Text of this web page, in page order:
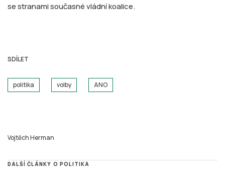
se stranami současné vládní koalice.
SDÍLET
politika volby ANO
Vojtěch Herman
DALŠÍ ČLÁNKY O POLITIKA